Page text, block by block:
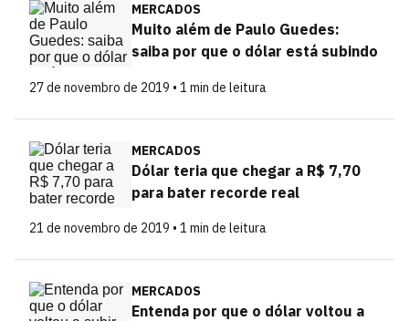
MERCADOS
Muito além de Paulo Guedes:
saiba por que o dólar está subindo
27 de novembro de 2019 • 1 min de leitura
MERCADOS
Dólar teria que chegar a R$ 7,70
para bater recorde real
21 de novembro de 2019 • 1 min de leitura
MERCADOS
Entenda por que o dólar voltou a